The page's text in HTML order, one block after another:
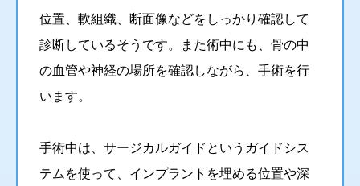
位置、軟組織、断面像などをしっかり確認して
診断しているそうです。また術中にも、骨の中
の血管や神経の場所を確認しながら、手術を行
います。
手術中は、サージカルガイドというガイドシス
テムを使って、インプラントを埋める位置や深